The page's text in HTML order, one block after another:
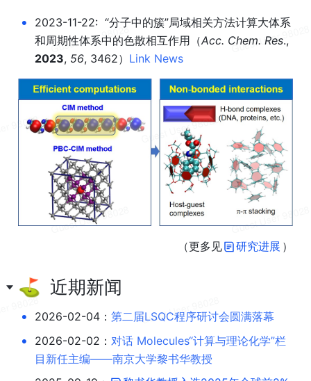
• 2023-11-22:  “分子中的簇”局域相关方法计算大体系
和周期性体系中的色散相互作用 （Acc. Chem. Res.,
2023, 56, 3462） Link News
（更多见 研究进展 ）
⛳️  近期新闻
• 2026-02-04： 第二届LSQC程序研讨会圆满落幕
• 2026-02-02： 对话 Molecules“计算与理论化学”栏
目新任主编——南京大学黎书华教授